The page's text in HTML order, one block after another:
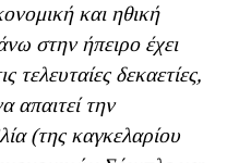
και ηθική
στην ήπειρο έχει
τελευταίες δεκαετίες,
απαιτεί την
(της καγκελαρίου